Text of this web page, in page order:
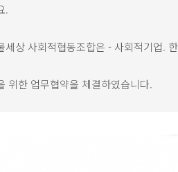
.
세상 사회적협동조합은 - 사회적기업.
위한 업무협약을 체결하였습니다.